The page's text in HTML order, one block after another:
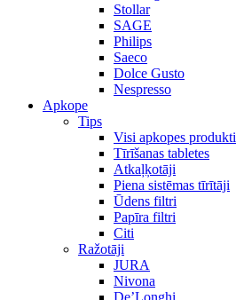
Stollar
SAGE
Philips
Saeco
Dolce Gusto
Nespresso
Apkope
Tips
Visi apkopes produkti
Tīrīšanas tabletes
Atkaļķotāji
Piena sistēmas tīrītāji
Ūdens filtri
Papīra filtri
Citi
Ražotāji
JURA
Nivona
De’Longhi